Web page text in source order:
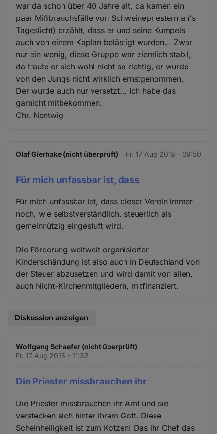
war da schon über 40 Jahre alt, da kamen ein
paar Mißbrauchsfälle von Schweinepriestern an's
Tageslicht) erzählt, dass er und seine Kumpels
auch von einem Kaplan belästigt wurden... Zwar
nur ein wenig, diese Gruppe war ziemlich stabil,
da traute er sich wohl nicht so richtig, er wurde
von den Jungs nicht wirklich ernstgenommen.
Der wurde auch nur versetzt... Ich habe das
garnicht mitbekommen.
Chr. Nentwig
Olaf Gierhake (nicht überprüft) Fr. 17 Aug 2018 - 09:50
Für mich unfassbar ist, dass
Für mich unfassbar ist, dass dieser Verein immer
noch, wie selbstverständlich, steuerlich als
gemeinnützig eingestuft wird.
Die Förderung weltweit organisierter
Kinderschändung ist also auch in Deutschland von
der Steuer abzusetzen und wird damit von allen,
auch Nicht-Kirchenmitgliedern, mitfinanziert.
Diskussion anzeigen
Wolfgang Schaefer (nicht überprüft)
Fr. 17 Aug 2018 - 11:32
Die Priester missbrauchen ihr
Die Priester missbrauchen ihr Amt und sie
verstecken sich hinter ihrem Gott. Diese
Scheinheiligkeit ist zum Kotzen! Das ihr Chef das